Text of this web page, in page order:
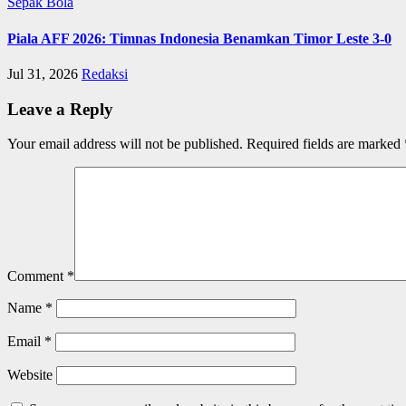
Piala AFF 2026: Timnas Indonesia Benamkan Timor Leste 3-0
Jul 31, 2026 Redaksi
Leave a Reply
Your email address will not be published. Required fields are marked
Comment *
Name *
Email *
Website